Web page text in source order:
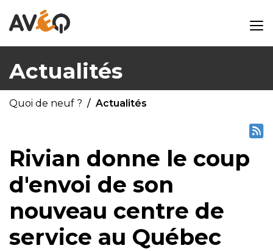
Actualités
Quoi de neuf ? Actualités
Rivian donne le coup
d'envoi de son
nouveau centre de
service au Québec